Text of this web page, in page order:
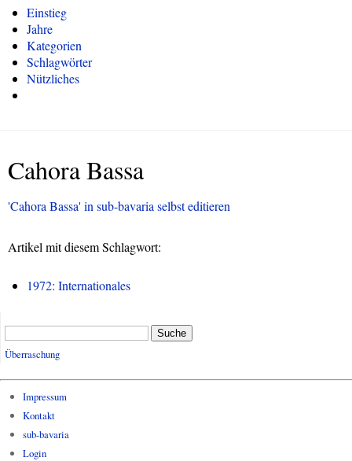
Einstieg
Jahre
Kategorien
Schlagwörter
Nützliches
Cahora Bassa
'Cahora Bassa' in sub-bavaria selbst editieren
Artikel mit diesem Schlagwort:
1972: Internationales
Suche
Überraschung
Impressum
Kontakt
sub-bavaria
Login